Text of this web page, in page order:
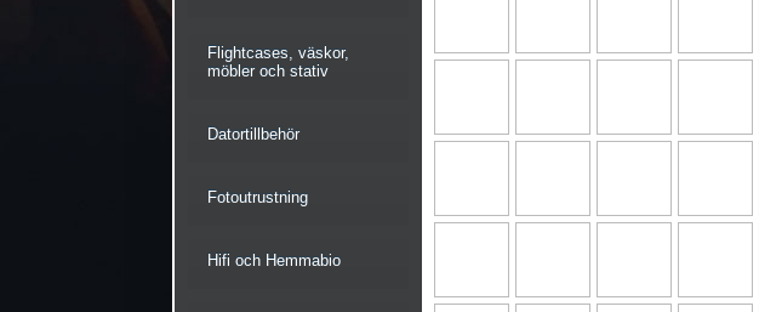
Flightcases, väskor,
möbler och stativ
Datortillbehör
Fotoutrustning
Hifi och Hemmabio